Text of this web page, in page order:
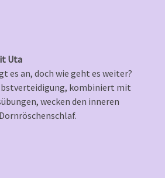
Uta
es an, doch wie geht es weiter?
kombiniert mit
wecken den inneren